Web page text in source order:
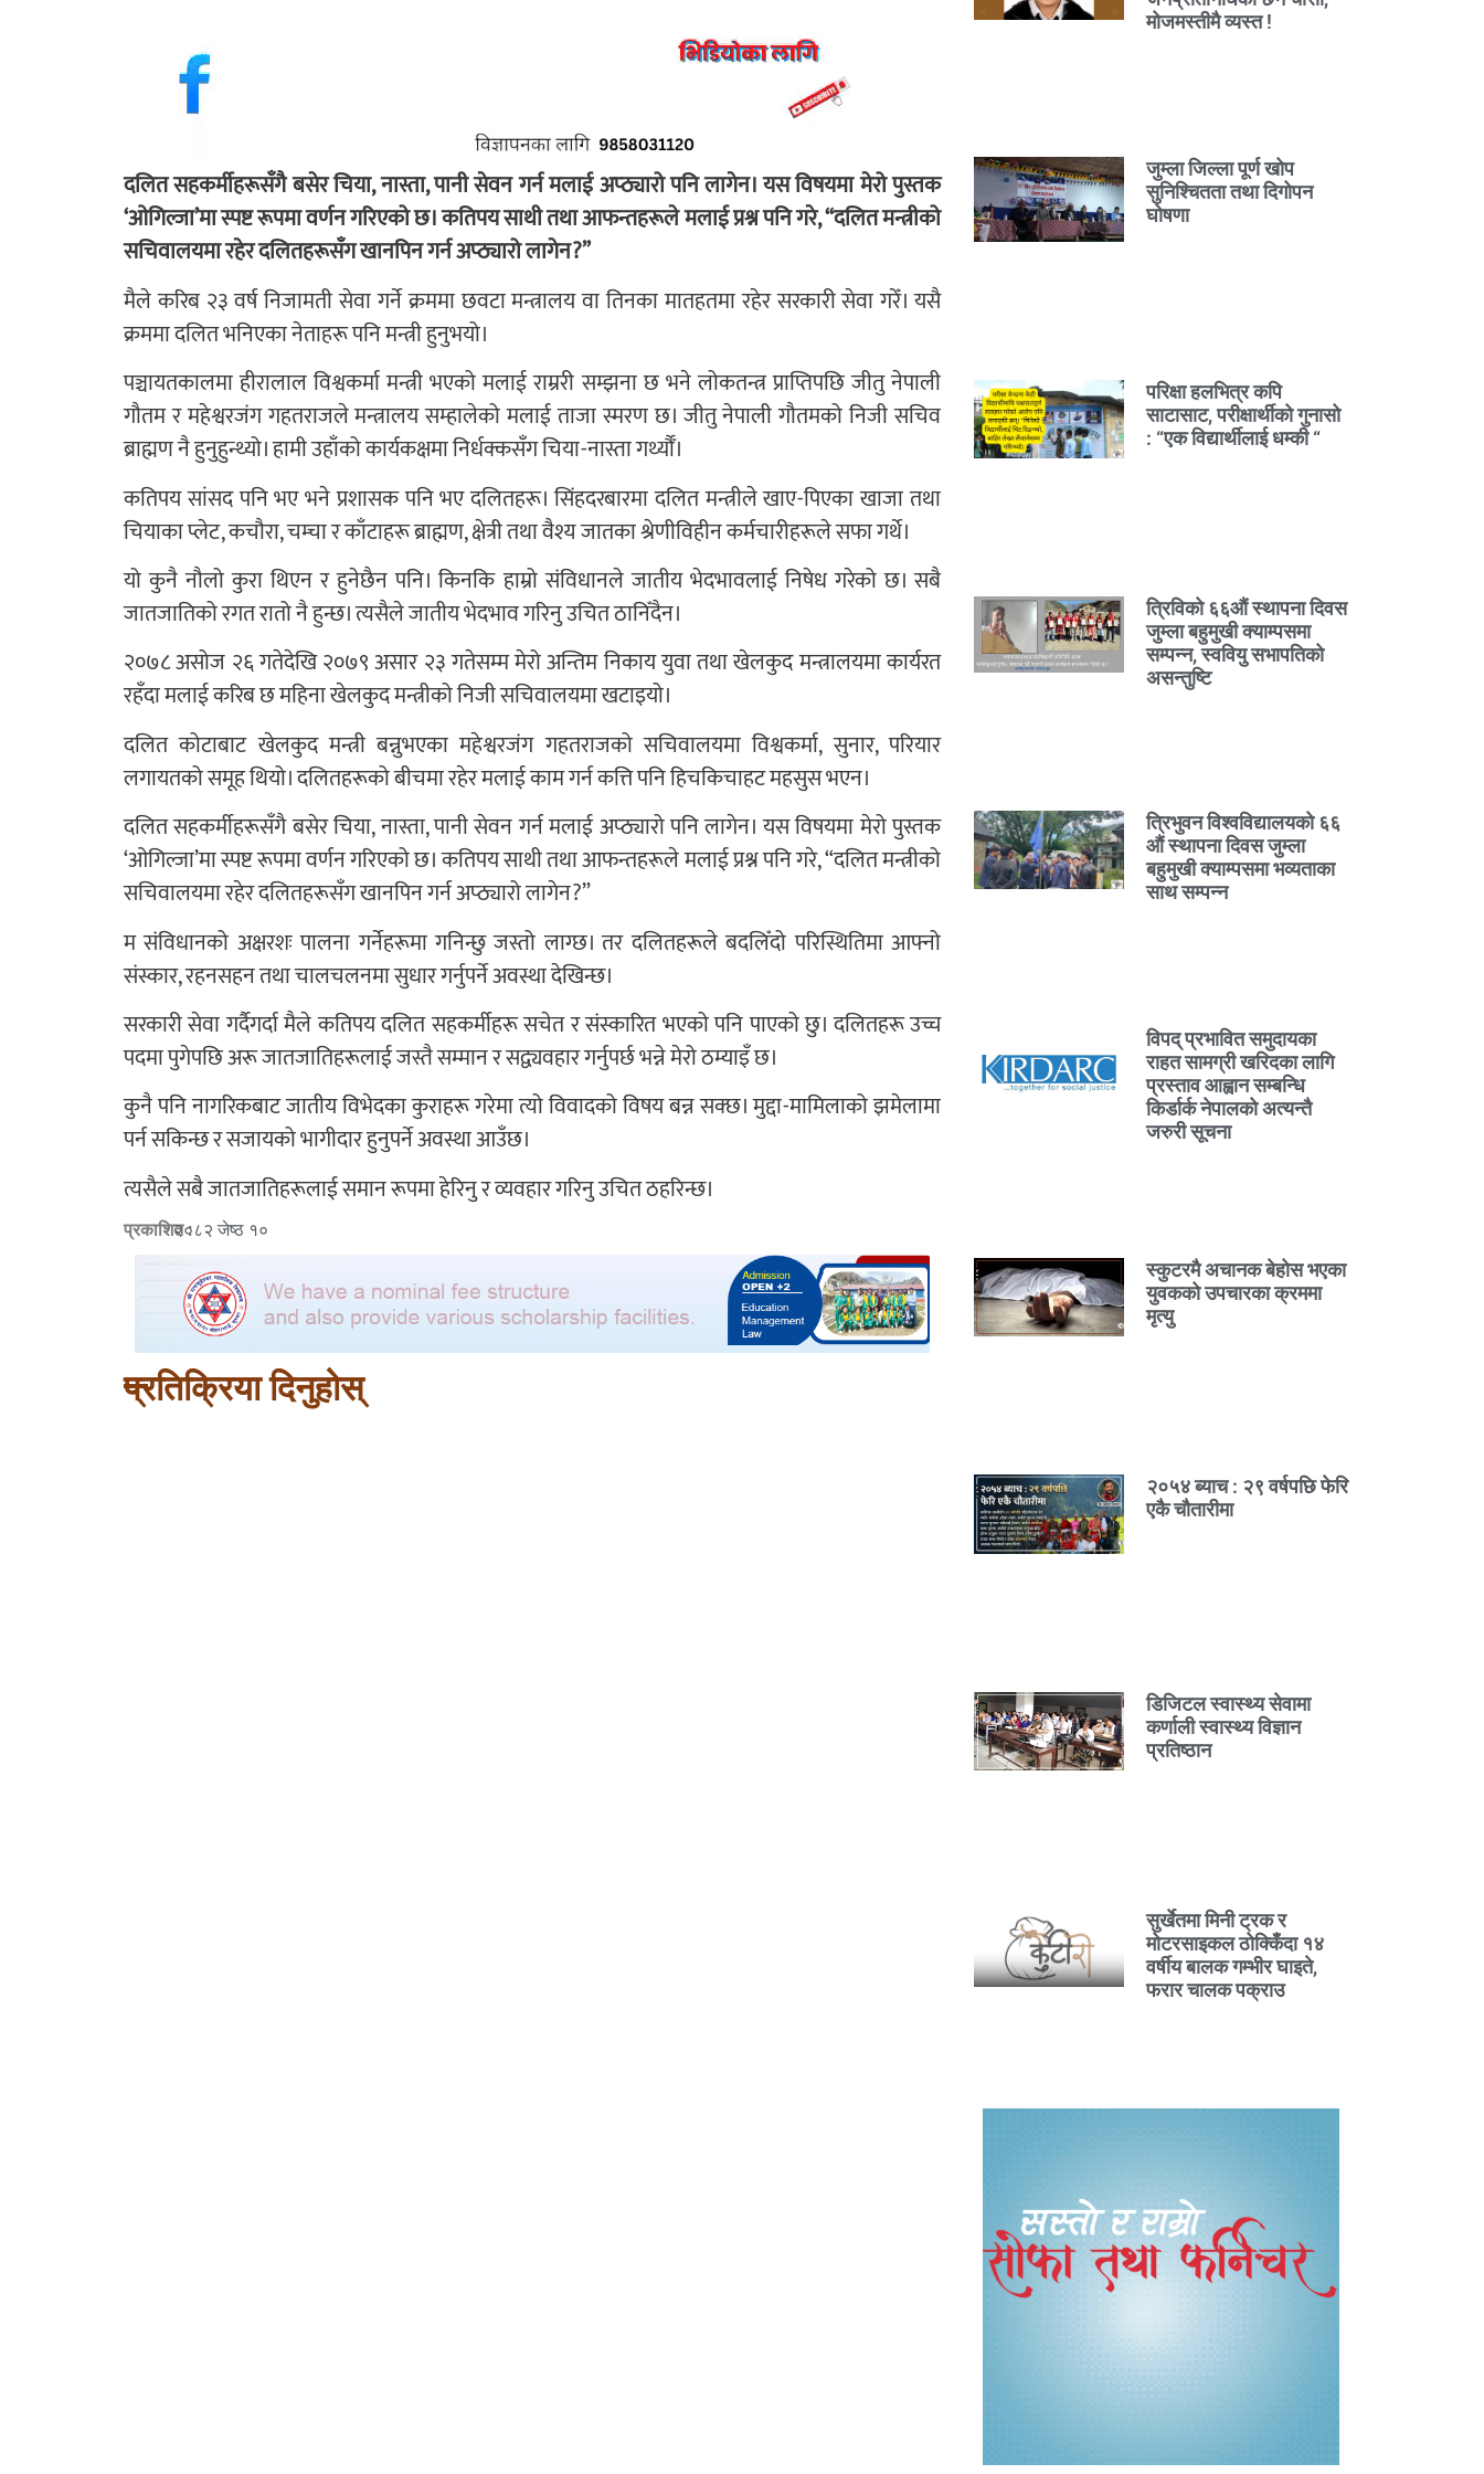
दलित सहकर्मीहरूसँगै बसेर चिया, नास्ता, पानी सेवन गर्न मलाई अप्ठ्यारो पनि लागेन। यस विषयमा मेरो पुस्तक
‘ओगिल्जा’मा स्पष्ट रूपमा वर्णन गरिएको छ। कतिपय साथी तथा आफन्तहरूले मलाई प्रश्न पनि गरे, “दलित मन्त्रीको
सचिवालयमा रहेर दलितहरूसँग खानपिन गर्न अप्ठ्यारो लागेन?”
मैले करिब २३ वर्ष निजामती सेवा गर्ने क्रममा छवटा मन्त्रालय वा तिनका मातहतमा रहेर सरकारी सेवा गरेँ। यसै
क्रममा दलित भनिएका नेताहरू पनि मन्त्री हुनुभयो।
पञ्चायतकालमा हीरालाल विश्वकर्मा मन्त्री भएको मलाई राम्ररी सम्झना छ भने लोकतन्त्र प्राप्तिपछि जीतु नेपाली
गौतम र महेश्वरजंग गहतराजले मन्त्रालय सम्हालेको मलाई ताजा स्मरण छ। जीतु नेपाली गौतमको निजी सचिव
ब्राह्मण नै हुनुहुन्थ्यो। हामी उहाँको कार्यकक्षमा निर्धक्कसँग चिया-नास्ता गर्थ्यौँ।
कतिपय सांसद पनि भए भने प्रशासक पनि भए दलितहरू। सिंहदरबारमा दलित मन्त्रीले खाए-पिएका खाजा तथा
चियाका प्लेट, कचौरा, चम्चा र काँटाहरू ब्राह्मण, क्षेत्री तथा वैश्य जातका श्रेणीविहीन कर्मचारीहरूले सफा गर्थे।
यो कुनै नौलो कुरा थिएन र हुनेछैन पनि। किनकि हाम्रो संविधानले जातीय भेदभावलाई निषेध गरेको छ। सबै
जातजातिको रगत रातो नै हुन्छ। त्यसैले जातीय भेदभाव गरिनु उचित ठानिँदैन।
२०७८ असोज २६ गतेदेखि २०७९ असार २३ गतेसम्म मेरो अन्तिम निकाय युवा तथा खेलकुद मन्त्रालयमा कार्यरत
रहँदा मलाई करिब छ महिना खेलकुद मन्त्रीको निजी सचिवालयमा खटाइयो।
दलित कोटाबाट खेलकुद मन्त्री बन्नुभएका महेश्वरजंग गहतराजको सचिवालयमा विश्वकर्मा, सुनार, परियार
लगायतको समूह थियो। दलितहरूको बीचमा रहेर मलाई काम गर्न कत्ति पनि हिचकिचाहट महसुस भएन।
दलित सहकर्मीहरूसँगै बसेर चिया, नास्ता, पानी सेवन गर्न मलाई अप्ठ्यारो पनि लागेन। यस विषयमा मेरो पुस्तक
‘ओगिल्जा’मा स्पष्ट रूपमा वर्णन गरिएको छ। कतिपय साथी तथा आफन्तहरूले मलाई प्रश्न पनि गरे, “दलित मन्त्रीको
सचिवालयमा रहेर दलितहरूसँग खानपिन गर्न अप्ठ्यारो लागेन?”
म संविधानको अक्षरशः पालना गर्नेहरूमा गनिन्छु जस्तो लाग्छ। तर दलितहरूले बदलिँदो परिस्थितिमा आफ्नो
संस्कार, रहनसहन तथा चालचलनमा सुधार गर्नुपर्ने अवस्था देखिन्छ।
सरकारी सेवा गर्दैगर्दा मैले कतिपय दलित सहकर्मीहरू सचेत र संस्कारित भएको पनि पाएको छु। दलितहरू उच्च
पदमा पुगेपछि अरू जातजातिहरूलाई जस्तै सम्मान र सद्व्यवहार गर्नुपर्छ भन्ने मेरो ठम्याइँ छ।
कुनै पनि नागरिकबाट जातीय विभेदका कुराहरू गरेमा त्यो विवादको विषय बन्न सक्छ। मुद्दा-मामिलाको झमेलामा
पर्न सकिन्छ र सजायको भागीदार हुनुपर्ने अवस्था आउँछ।
त्यसैले सबै जातजातिहरूलाई समान रूपमा हेरिनु र व्यवहार गरिनु उचित ठहरिन्छ।
प्रकाशित :२०८२ जेष्ठ १०
प्रतिक्रिया दिनुहोस्
मोजमस्तीमै व्यस्त !
जुम्ला जिल्ला पूर्ण खोप
सुनिश्चितता तथा दिगोपन
घोषणा
परिक्षा हलभित्र कपि
साटासाट, परीक्षार्थीको गुनासो
: “एक विद्यार्थीलाई धम्की “
त्रिविको ६६औं स्थापना दिवस
जुम्ला बहुमुखी क्याम्पसमा
सम्पन्न, स्ववियु सभापतिको
असन्तुष्टि
त्रिभुवन विश्वविद्यालयको ६६
औं स्थापना दिवस जुम्ला
बहुमुखी क्याम्पसमा भव्यताका
साथ सम्पन्न
विपद् प्रभावित समुदायका
राहत सामग्री खरिदका लागि
प्रस्ताव आह्वान सम्बन्धि
किर्डार्क नेपालको अत्यन्तै
जरुरी सूचना
स्कुटरमै अचानक बेहोस भएका
युवकको उपचारका क्रममा
मृत्यु
२०५४ ब्याच : २९ वर्षपछि फेरि
एकै चौतारीमा
डिजिटल स्वास्थ्य सेवामा
कर्णाली स्वास्थ्य विज्ञान
प्रतिष्ठान
सुर्खेतमा मिनी ट्रक र
मोटरसाइकल ठोक्किँदा १४
वर्षीय बालक गम्भीर घाइते,
फरार चालक पक्राउ